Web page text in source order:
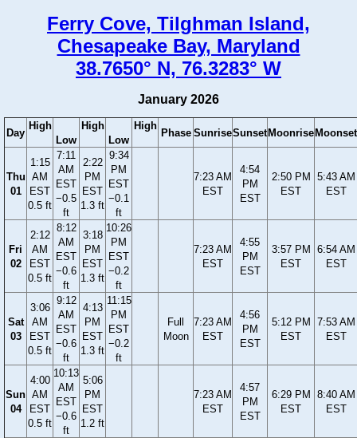
Ferry Cove, Tilghman Island,
Chesapeake Bay, Maryland
38.7650° N, 76.3283° W
January 2026
Day
High
Low
High
Low
High
Phase SunriseSunset Moonrise Moonset
Thu
01
1:15
AM
EST
0.5 ft
7:11
AM
EST
−0.5
ft
2:22
PM
EST
1.3 ft
9:34
PM
EST
−0.1
ft
7:23 AM
EST
4:54
PM
EST
2:50 PM
EST
5:43 AM
EST
Fri
02
2:12
AM
EST
0.5 ft
8:12
AM
EST
−0.6
ft
3:18
PM
EST
1.3 ft
10:26
PM
EST
−0.2
ft
7:23 AM
EST
4:55
PM
EST
3:57 PM
EST
6:54 AM
EST
Sat
03
3:06
AM
EST
0.5 ft
9:12
AM
EST
−0.6
ft
4:13
PM
EST
1.3 ft
11:15
PM
EST
−0.2
ft
Full
Moon
7:23 AM
EST
4:56
PM
EST
5:12 PM
EST
7:53 AM
EST
Sun
04
4:00
AM
EST
0.5 ft
10:13
AM
EST
−0.6
ft
5:06
PM
EST
1.2 ft
7:23 AM
EST
4:57
PM
EST
6:29 PM
EST
8:40 AM
EST